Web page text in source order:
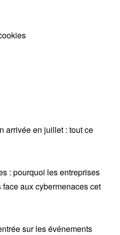
arrivée en juillet : tout ce
: pourquoi les entreprises
aux cybermenaces cet
sur les événements